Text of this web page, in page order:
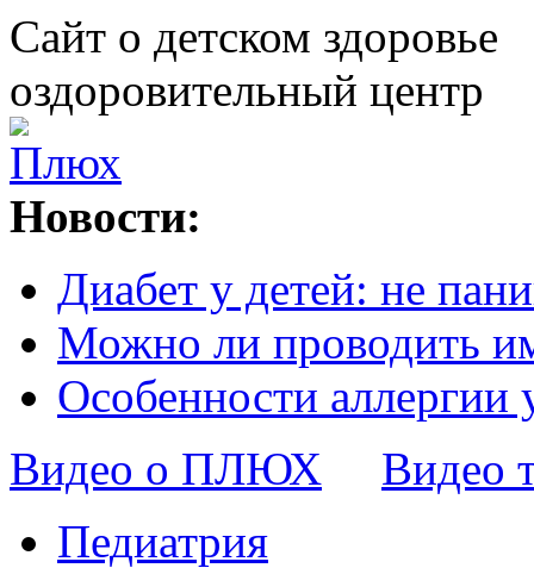
Сайт о детском здоровье
оздоровительный центр
Новости:
Диабет у детей: не
Можно ли проводить
Особенности аллергии
Видео о ПЛЮХ
Видео
Педиатрия